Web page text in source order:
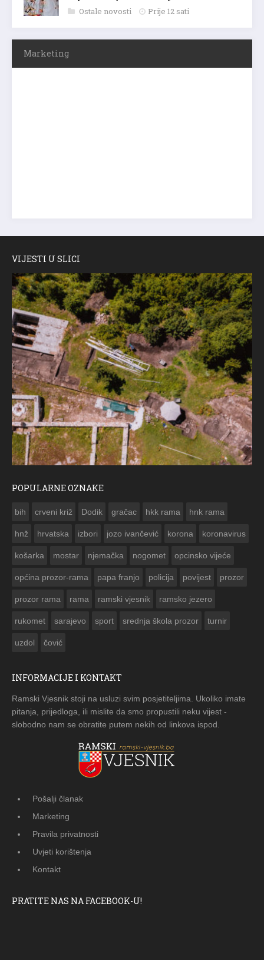
Ostale novosti Prije 12 sati
Marketing
VIJESTI U SLICI
POPULARNE OZNAKE
bih crveni križ Dodik gračac hkk rama hnk rama
hnž hrvatska izbori jozo ivančević korona koronavirus
košarka mostar njemačka nogomet opcinsko vijeće
općina prozor-rama papa franjo policija povijest prozor
prozor rama rama ramski vjesnik ramsko jezero
rukomet sarajevo sport srednja škola prozor turnir
uzdol čović
INFORMACIJE I KONTAKT
Ramski Vjesnik stoji na usluzi svim posjetiteljima. Ukoliko imate
pitanja, prijedloga, ili mislite da smo propustili neku vijest -
slobodno nam se obratite putem nekih od linkova ispod.
Pošalji članak
Marketing
Pravila privatnosti
Uvjeti korištenja
Kontakt
PRATITE NAS NA FACEBOOK-U!